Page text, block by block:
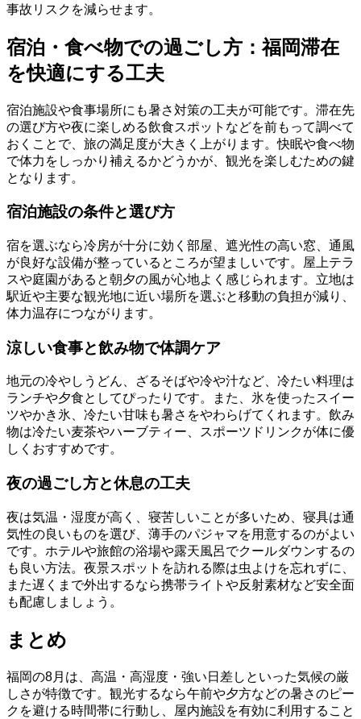
事故リスクを減らせます。
宿泊・食べ物での過ごし方：福岡滞在
を快適にする工夫
宿泊施設や食事場所にも暑さ対策の工夫が可能です。滞在先
の選び方や夜に楽しめる飲食スポットなどを前もって調べて
おくことで、旅の満足度が大きく上がります。快眠や食べ物
で体力をしっかり補えるかどうかが、観光を楽しむための鍵
となります。
宿泊施設の条件と選び方
宿を選ぶなら冷房が十分に効く部屋、遮光性の高い窓、通風
が良好な設備が整っているところが望ましいです。屋上テラ
スや庭園があると朝夕の風が心地よく感じられます。立地は
駅近や主要な観光地に近い場所を選ぶと移動の負担が減り、
体力温存につながります。
涼しい食事と飲み物で体調ケア
地元の冷やしうどん、ざるそばや冷や汁など、冷たい料理は
ランチや夕食としてぴったりです。また、氷を使ったスイー
ツやかき氷、冷たい甘味も暑さをやわらげてくれます。飲み
物は冷たい麦茶やハーブティー、スポーツドリンクが体に優
しくおすすめです。
夜の過ごし方と休息の工夫
夜は気温・湿度が高く、寝苦しいことが多いため、寝具は通
気性の良いものを選び、薄手のパジャマを用意するのがよい
です。ホテルや旅館の浴場や露天風呂でクールダウンするの
も良い方法。夜景スポットを訪れる際は虫よけを忘れずに、
また遅くまで外出するなら携帯ライトや反射素材など安全面
も配慮しましょう。
まとめ
福岡の8月は、高温・高湿度・強い日差しといった気候の厳
しさが特徴です。観光するなら午前や夕方などの暑さのピー
クを避ける時間帯に行動し、屋内施設を有効に利用すること